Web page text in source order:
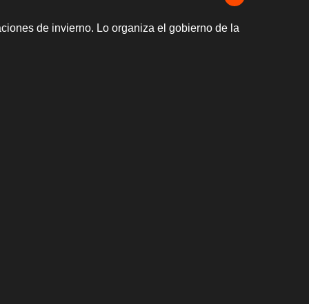
de invierno. Lo organiza el gobierno de la